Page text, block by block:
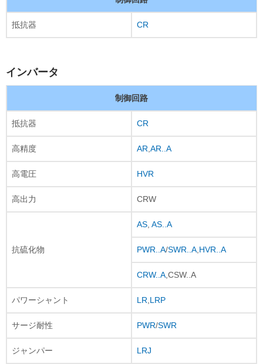
抵抗器 CR
インバータ
制御回路
抵抗器 CR
高精度 AR,AR..A
高電圧 HVR
高出力 CRW
抗硫化物
AS, AS..A
PWR..A/SWR..A,HVR..A
CRW..A,CSW..A
パワーシャント LR,LRP
サージ耐性 PWR/SWR
ジャンパー LRJ